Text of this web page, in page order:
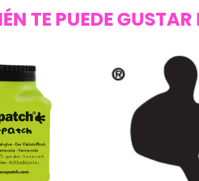
TE PUEDE GUSTAR